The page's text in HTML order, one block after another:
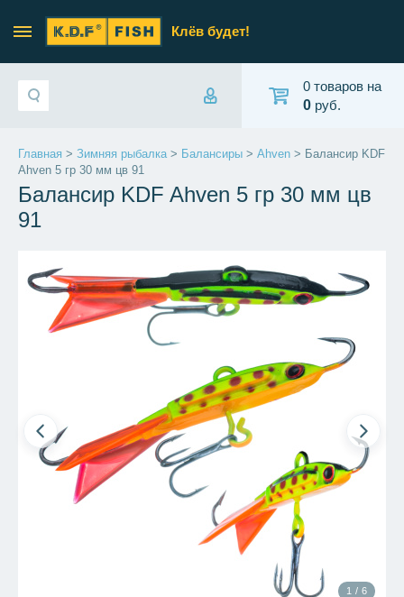
Клёв будет!
0 товаров на
0 руб.
Главная > Зимняя рыбалка> Балансиры > Ahven > Балансир KDF
Ahven 5 гр 30 мм цв 91
Балансир KDF Ahven 5 гр 30 мм цв
91
1 / 6